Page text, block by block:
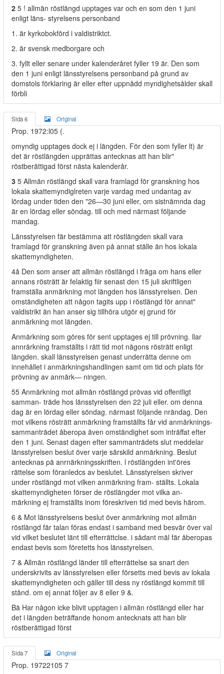
2 5 ! allmän röstlängd upptages var och en som den 1 juni
enligt läns- styrelsens personband
1. är kyrkobokförd i valdistriktct.
2. är svensk medborgare och
3. fyllt eller senare under kalenderåret fyller 19 är. Den som
den 1 juni enligt länsstyrelsens personband på grund av
domstols förklaring är eller efter uppnådd myndighetsålder skall
förbli
Sida 6 Original
Prop. 1972:l05 (.
omyndig upptages dock ej i längden. För den som fyller lt) är
det är röstlängden upprättas antecknas att han blir"
röstberättigad först nästa kalenderår.
3 5 Allmän röstlängd skall vara framlagd för granskning hos
lokala skattemyndiglreten varje vardag med undantag av
lördag under tiden den "26—30 juni eller, om sistnämnda dag
är en lördag eller söndag. till och med närmast följande
mandag.
Länsstyrelsen fär bestämma att röstlängden skall vara
framlagd för granskning även på annat ställe än hos lokala
skattemyndigheten.
4å Den som anser att allmän röstlängd i fräga om hans eller
annans rösträtt är felaktig fiir senast den 15 juli skriftligen
framställa anmärkning mot längden hos länsstyrelsen. Den
omständigheten att någon tagits upp i röstlängd för annat"
valdistrikt än han anser sig tillhöra utgör ej grund för
anmärkning mot längden.
Anmärkning som göres för sent upptages ej till prövning. llar
annrärkning framställts i rätt tid mot nägons rösträtt enligt
längden. skall länsstyrelsen genast underrätta denne om
innehållet i anmärkningshandlingen samt om tid och plats för
prövning av anmärk— ningen.
55 Anmärkning mot allmän röstlängd prövas vid offentligt
samman- träde hos länsstyrelsen den 22 juli eller. om denna
dag är en lördag eller söndag. närmast följande nrändag. Den
mot vilkens rösträtt anmärkning framställts får vid anmärknings-
sammanträdet åberopa även omständighet som inträffat efter
den 1 juni. Senast dagen efter sammanträdets slut meddelar
länsstyrelsen beslut över varje särskild anmärkning. Beslut
antecknas pä anrnärkningsskriften. l röstlängden int'öres
rättelse som föranledcs av beslutet. Länsstyrelsen skriver
under röstlängd mot vilken anmärkning fram- ställts. Lokala
skattemyndigheten förser de röstlängder mot vilka an-
märkning ej framställts inom föreskriven tid med bevis härom.
6 & Mot länsstyrelsens beslut över anmärkning mot allmän
röstlängd fär talan föras endast i samband med besvär över val
vid vilket beslutet länt till efterrättclse. i sådant mäl fär åberopas
endast bevis som företetts hos länsstyrelsen.
7 & Allmän röstlängd länder till efterrättelse sa snart den
underskrivits av länsstyrelsen eller försetts med bevis av lokala
skattemyndigheten och gäller till dess ny röstlängd kommit till
stånd. om ej annat följer av 8 eller 9 &.
Bä Har någon icke blivit upptagen i allmän röstlängd eller har
det i längden beträffande honom antecknats att han blir
röstberättigad först
Sida 7 Original
Prop. 19722105 7